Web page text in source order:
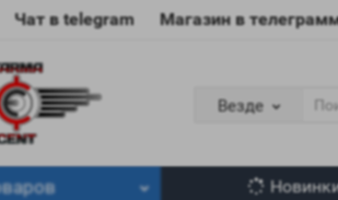
Чат в telegram Магазин в
Везде